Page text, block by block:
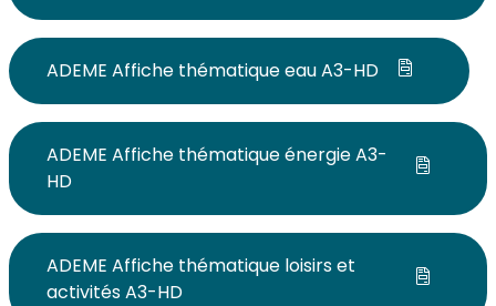
ADEME Affiche thématique eau A3-HD
ADEME Affiche thématique énergie A3-
HD
ADEME Affiche thématique loisirs et
activités A3-HD